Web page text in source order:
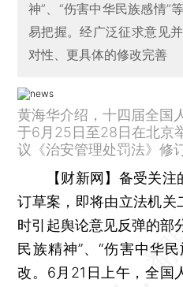
神”、“伤害中华民族感情”
易把握。经广泛征求意见
对性、更具体的修改完善
黄海华介绍，十四届全国
于6月25日至28日在北京
议《治安管理处罚法》修
【财新网】 备受关注
订草案，即将由立法机关
时引起舆论意见反弹的部
民族精神”、“伤害中华
改。6月21日上午，全国